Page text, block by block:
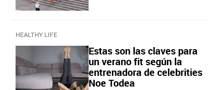
HEALTHY LIFE
Estas son las claves para
un verano fit según la
entrenadora de celebrities
Noe Todea